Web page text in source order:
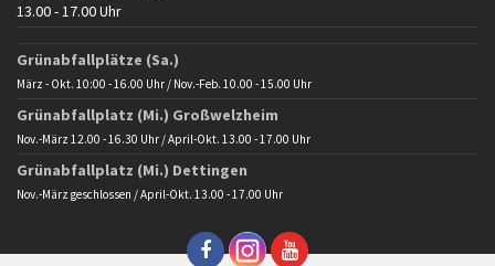
13.00 - 17.00 Uhr
Grünabfallplätze (Sa.)
März - Okt. 10:00 - 16.00 Uhr / Nov.-Feb. 10.00 - 15.00 Uhr
Grünabfallplatz (Mi.) Großwelzheim
Nov.-März 12.00 - 16.30 Uhr / April-Okt. 13.00 - 17.00 Uhr
Grünabfallplatz (Mi.) Dettingen
Nov.-März geschlossen / April-Okt. 13.00 - 17.00 Uhr